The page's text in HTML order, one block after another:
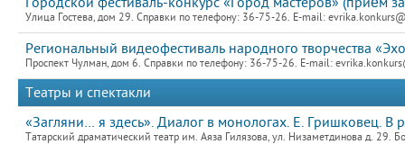
Улица Гостева, дом 29. Справки по телефону: 36-75-26. E-mail:
Региональный видеофестиваль народного творчества
Проспект Чулман, дом 6. Справки по телефону: 36-75-26. E-mail:
Театры и спектакли
«Загляни… я здесь». Диалог в монологах. Е. Гришковец.
Татарский драматический театр им. Аяза Гилязова, ул. Низаметдинова д. 29.